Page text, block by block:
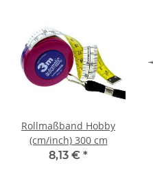
Rollmaßband Hobby
(cm/inch) 300 cm
8,13 € *